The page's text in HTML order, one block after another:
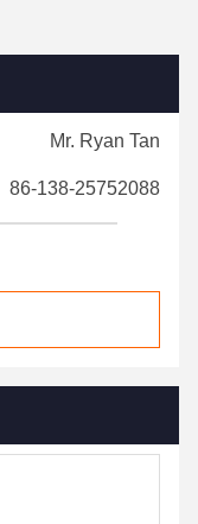
Mr. Ryan Tan
86-138-25752088